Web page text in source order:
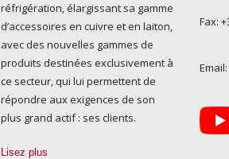
réfrigération, élargissant sa gamme
d’accessoires en cuivre et en laiton,
avec des nouvelles gammes de
produits destinées exclusivement à
ce secteur, qui lui permettent de
répondre aux exigences de son
plus grand actif : ses clients.
Lisez plus
Fax:
Email: